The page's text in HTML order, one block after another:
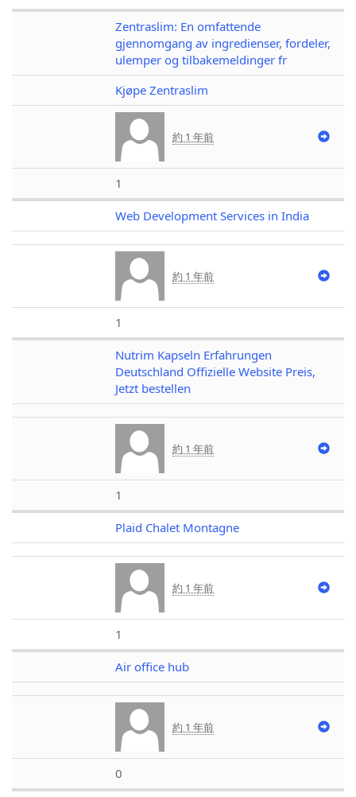
Zentraslim: En omfattende
gjennomgang av ingredienser, fordeler,
ulemper og tilbakemeldinger fr
Kjøpe Zentraslim
約 1 年前
1
Web Development Services in India
約 1 年前
1
Nutrim Kapseln Erfahrungen
Deutschland Offizielle Website Preis,
Jetzt bestellen
約 1 年前
1
Plaid Chalet Montagne
約 1 年前
1
Air office hub
約 1 年前
0